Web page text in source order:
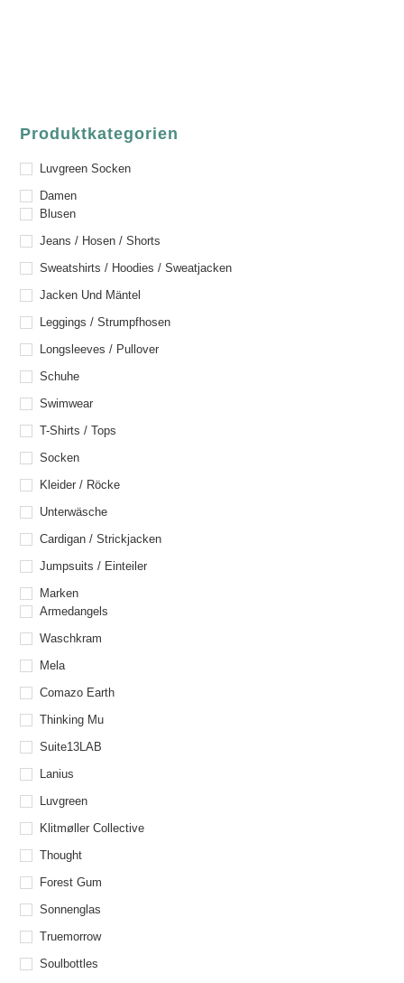
Produktkategorien
Luvgreen Socken
Damen
Blusen
Jeans / Hosen / Shorts
Sweatshirts / Hoodies / Sweatjacken
Jacken Und Mäntel
Leggings / Strumpfhosen
Longsleeves / Pullover
Schuhe
Swimwear
T-Shirts / Tops
Socken
Kleider / Röcke
Unterwäsche
Cardigan / Strickjacken
Jumpsuits / Einteiler
Marken
Armedangels
Waschkram
Mela
Comazo Earth
Thinking Mu
Suite13LAB
Lanius
Luvgreen
Klitmøller Collective
Thought
Forest Gum
Sonnenglas
Truemorrow
Soulbottles